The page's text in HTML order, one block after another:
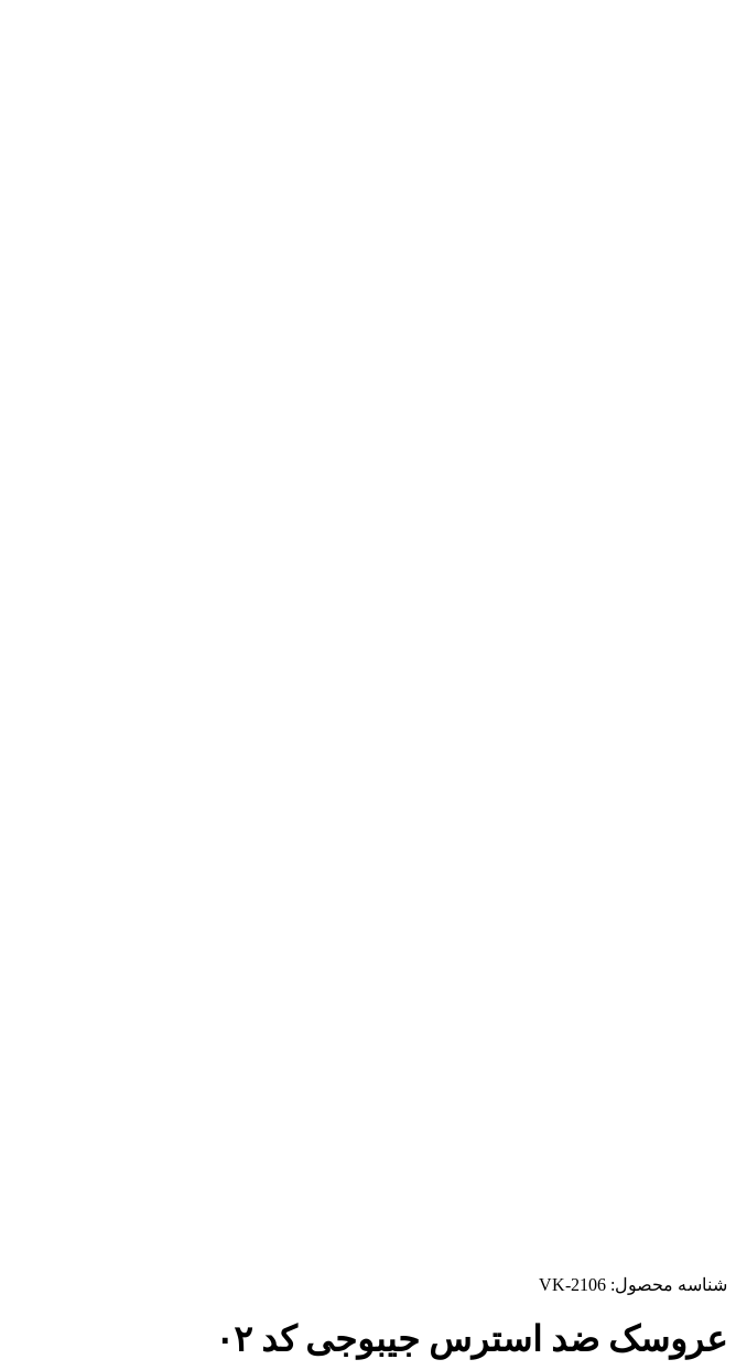
شناسه محصول: VK-2106
عروسک ضد استرس جیبوجی کد ۰۲